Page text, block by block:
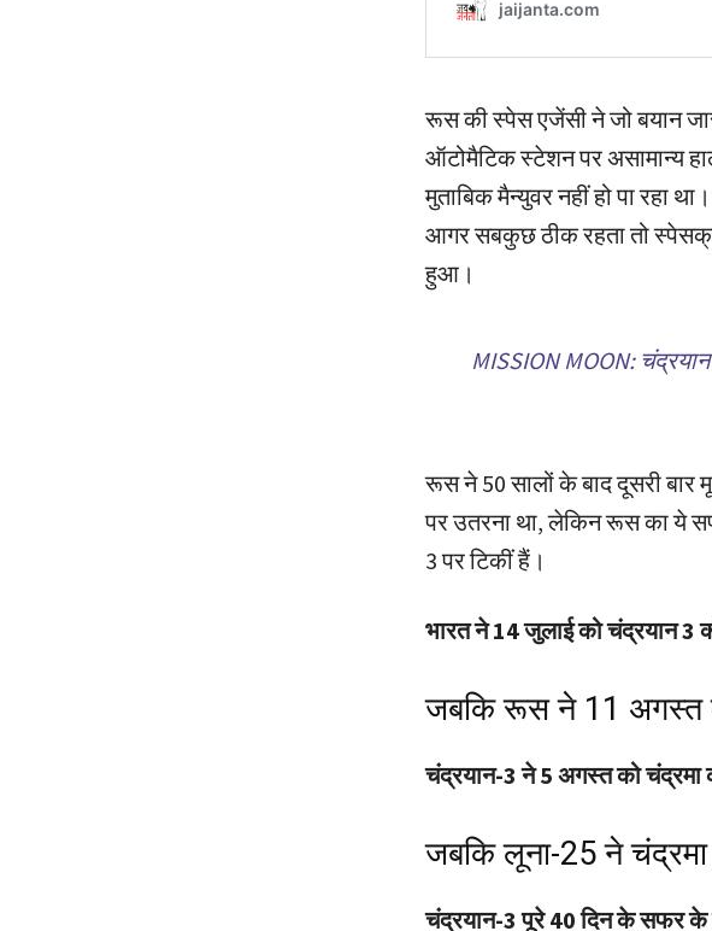
रूस की स्पेस एजेंसी ने जो बयान
ऑटोमैटिक स्टेशन पर असामान्य
मुताबिक मैन्युवर नहीं हो पा रहा
आगर सबकुछ ठीक रहता तो
हुआ।
MISSION MOON:
रूस ने 50 सालों के बाद दूसरी बार
पर उतरना था, लेकिन रूस का ये
3 पर टिकीं हैं।
भारत ने 14 जुलाई को चंद्रयान 3
जबकि रूस ने 11 अगस्त
चंद्रयान-3 ने 5 अगस्त को चंद्रमा
जबकि लूना-25 ने चंद्रमा
चंद्रयान-3 पूरे 40 दिन के सफर के